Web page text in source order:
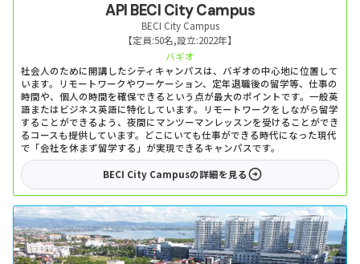
API BECI City Campus
BECI City Campus
【定員:50名,設立:2022年】
バギオ
社会人のために開講したシティキャンパスは、バギオの中心地に位置して
います。リモートワークやワーケーション、定年退職後の留学等、仕事の
時間や、個人の時間を確保できるという点が最大のポイントです。一般英
語またはビジネス英語に特化しています。リモートワークをしながら留学
することができるよう、夜間にマンツーマンレッスンを受けることができ
るコースも提供しています。どこにいても仕事ができる時代になった現代
で「会社を休まず留学する」が実現できるキャンパスです。
BECI City Campusの詳細を見る